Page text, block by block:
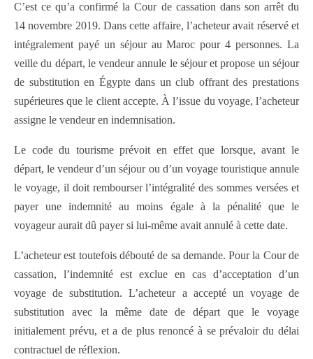
C’est ce qu’a confirmé la Cour de cassation dans son arrêt du
14 novembre 2019. Dans cette affaire, l’acheteur avait réservé et
intégralement payé un séjour au Maroc pour 4 personnes. La
veille du départ, le vendeur annule le séjour et propose un séjour
de substitution en Égypte dans un club offrant des prestations
supérieures que le client accepte. À l’issue du voyage, l’acheteur
assigne le vendeur en indemnisation.
Le code du tourisme prévoit en effet que lorsque, avant le
départ, le vendeur d’un séjour ou d’un voyage touristique annule
le voyage, il doit rembourser l’intégralité des sommes versées et
payer une indemnité au moins égale à la pénalité que le
voyageur aurait dû payer si lui-même avait annulé à cette date.
L’acheteur est toutefois débouté de sa demande. Pour la Cour de
cassation, l’indemnité est exclue en cas d’acceptation d’un
voyage de substitution. L’acheteur a accepté un voyage de
substitution avec la même date de départ que le voyage
initialement prévu, et a de plus renoncé à se prévaloir du délai
contractuel de réflexion.